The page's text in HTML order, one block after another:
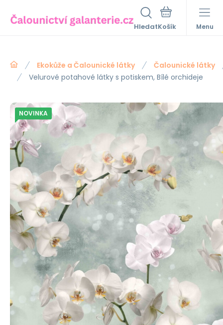
Hledat Menu
Ekokůže a Čalounické látky
Čalounické látky
Velurové potahové látky s potiskem, Bílé orchideje
NOVINKA